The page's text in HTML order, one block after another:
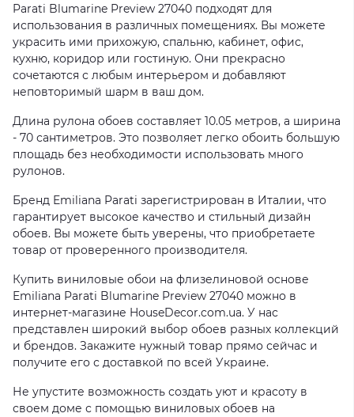
Parati Blumarine Preview 27040 подходят для
использования в различных помещениях. Вы можете
украсить ими прихожую, спальню, кабинет, офис,
кухню, коридор или гостиную. Они прекрасно
сочетаются с любым интерьером и добавляют
неповторимый шарм в ваш дом.
Длина рулона обоев составляет 10.05 метров, а ширина
- 70 сантиметров. Это позволяет легко обоить большую
площадь без необходимости использовать много
рулонов.
Бренд Emiliana Parati зарегистрирован в Италии, что
гарантирует высокое качество и стильный дизайн
обоев. Вы можете быть уверены, что приобретаете
товар от проверенного производителя.
Купить виниловые обои на флизелиновой основе
Emiliana Parati Blumarine Preview 27040 можно в
интернет-магазине HouseDecor.com.ua. У нас
представлен широкий выбор обоев разных коллекций
и брендов. Закажите нужный товар прямо сейчас и
получите его с доставкой по всей Украине.
Не упустите возможность создать уют и красоту в
своем доме с помощью виниловых обоев на